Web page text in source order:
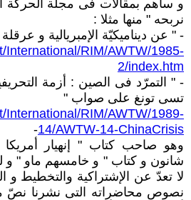
و ساهم بمقالات فى مجلّة الحركة
نربحه " منها مثلا :
- " عن ديناميكيّة الإمبريالية و
International/RIM/AWTW/1985-
2/index.htm
- " التمرّد فى الصين : أزمة
تسى تونغ على صواب "
International/RIM/AWTW/1989-
14/AWTW-14-ChinaCrisis
-
وهو صاحب كتاب " إنهيار أمريكا
شانون و كتاب " و خامسهم ماو " و
لا تعدّ عن الإشتراكية والتخطيط و
نصوص محاضراته التى نشرنا نصّ